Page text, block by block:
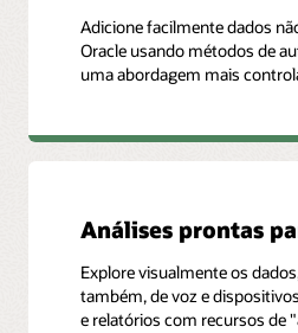
Adicione facilmente dados
Oracle usando métodos de
uma abordagem mais
Análises prontas
Explore visualmente os
também, de voz e
e relatórios com recursos de